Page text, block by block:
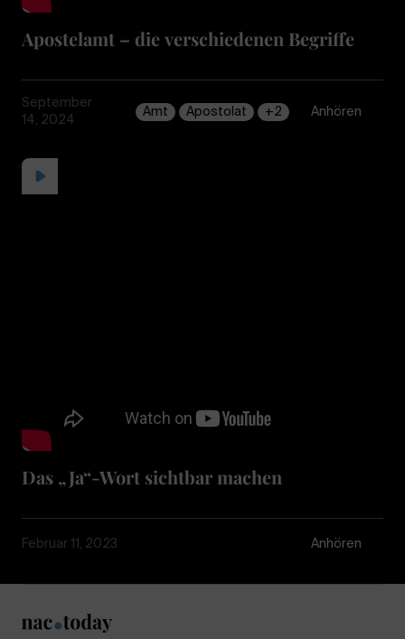
Apostelamt – die verschiedenen Begriffe
September
14, 2024
Amt Apostolat +2 Anhören
Das „Ja“-Wort sichtbar machen
Februar 11, 2023 Anhören